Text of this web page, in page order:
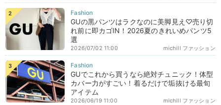
GUの黒パンツはラクなのに美脚見え♡売り切
れ前に即カゴIN！2026夏のきれいめパンツ5
選
michill ファッション
2026/07/02 11:00
GUでこれから買うなら絶対チュニック！体型
カバー力がすごい！着るだけで垢抜ける最旬
アイテム
michill ファッション
2026/06/19 11:00